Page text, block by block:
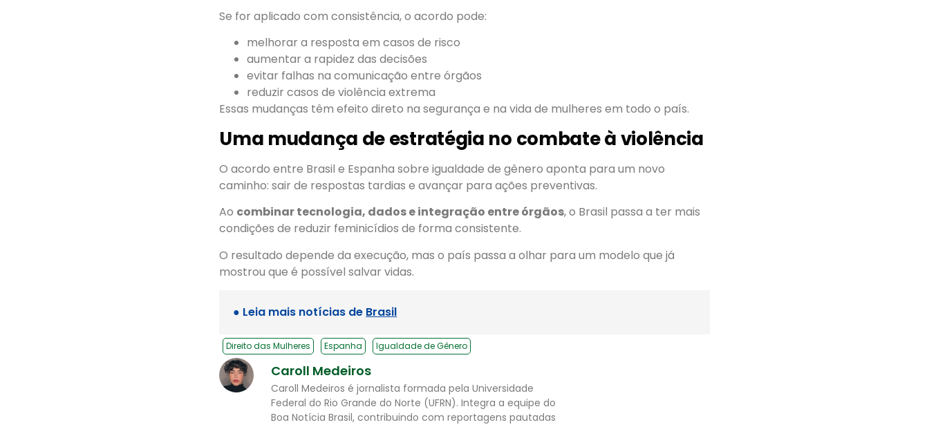
Se for aplicado com consistência, o acordo pode:
melhorar a resposta em casos de risco
aumentar a rapidez das decisões
evitar falhas na comunicação entre órgãos
reduzir casos de violência extrema
Essas mudanças têm efeito direto na segurança e na vida de mulheres em todo o país.
Uma mudança de estratégia no combate à violência
O acordo entre Brasil e Espanha sobre igualdade de gênero aponta para um novo
caminho: sair de respostas tardias e avançar para ações preventivas.
Ao combinar tecnologia, dados e integração entre órgãos, o Brasil passa a ter mais
condições de reduzir feminicídios de forma consistente.
O resultado depende da execução, mas o país passa a olhar para um modelo que já
mostrou que é possível salvar vidas.
● Leia mais notícias de Brasil
Direito das Mulheres Espanha Igualdade de Gênero
Caroll Medeiros
Caroll Medeiros é jornalista formada pela Universidade
Federal do Rio Grande do Norte (UFRN). Integra a equipe do
Boa Notícia Brasil, contribuindo com reportagens pautadas